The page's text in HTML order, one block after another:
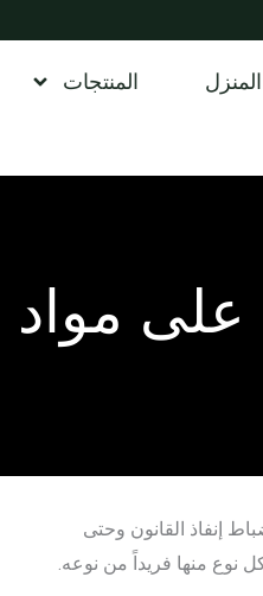
المنزل المنتجات
مواد
إنفاذ القانون وحتى
نوع منها فريداً من نوعه.